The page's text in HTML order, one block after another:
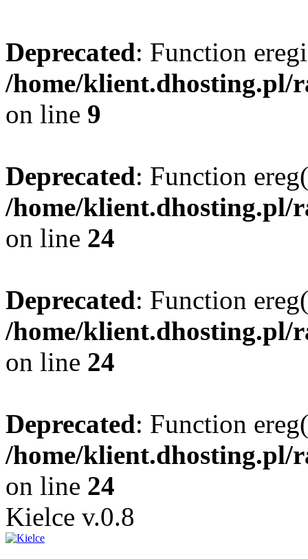
Deprecated: Function
/home/klient.dhosting.pl/
on line 9
Deprecated: Function
/home/klient.dhosting.pl/
on line 24
Deprecated: Function
/home/klient.dhosting.pl/
on line 24
Deprecated: Function
/home/klient.dhosting.pl/
on line 24
Kielce v.0.8